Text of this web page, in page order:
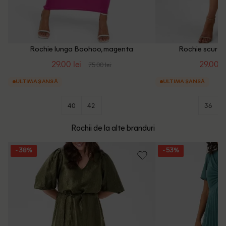
Rochie lunga Boohoo, magenta
29.00 lei 75.00 lei
ULTIMA ȘANSĂ
40 42
Rochie
29.00
ULTIMA ȘANSĂ
36
Rochii de la alte branduri
- 38% - 53%